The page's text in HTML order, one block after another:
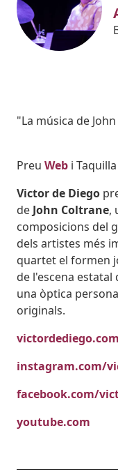
Subtitol
"La música de
Preu Web i
Victor de Diego
de John Coltrane,
composicions del
dels artistes més
quartet el formen
de l'escena
una òptica
originals.
victordediego.com
instagram.com/
facebook.com/
youtube.com